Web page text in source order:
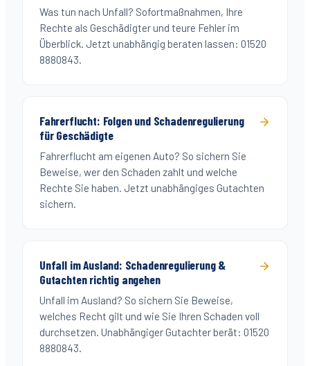
Was tun nach Unfall? Sofortmaßnahmen, Ihre
Rechte als Geschädigter und teure Fehler im
Überblick. Jetzt unabhängig beraten lassen: 01520
8880843.
Fahrerflucht: Folgen und Schadenregulierung
für Geschädigte
Fahrerflucht am eigenen Auto? So sichern Sie
Beweise, wer den Schaden zahlt und welche
Rechte Sie haben. Jetzt unabhängiges Gutachten
sichern.
Unfall im Ausland: Schadenregulierung &
Gutachten richtig angehen
Unfall im Ausland? So sichern Sie Beweise,
welches Recht gilt und wie Sie Ihren Schaden voll
durchsetzen. Unabhängiger Gutachter berät: 01520
8880843.